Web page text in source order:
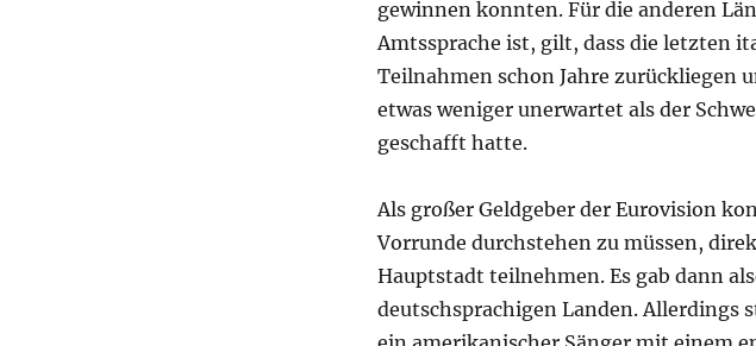
gewinnen konnten. Für die anderen
Amtssprache ist, gilt, dass die letzten
Teilnahmen schon Jahre zurückliegen
etwas weniger unerwartet als der
geschafft hatte.
Als großer Geldgeber der Eurovision
Vorrunde durchstehen zu müssen,
Hauptstadt teilnehmen. Es gab dann
deutschsprachigen Landen. Allerdings